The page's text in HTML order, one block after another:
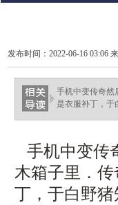
发布时间：2022-06-16 03:06
haixinganggou.com
手机中变传奇然
是衣服补丁，于
手机中变传
木箱子里．
丁，于白野